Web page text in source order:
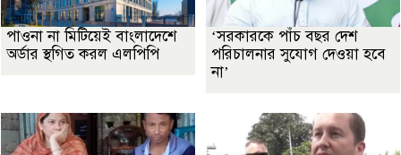
পাওনা না মিটিয়েই বাংলাদেশে
অর্ডার স্থগিত করল এলপিপি
‘সরকারকে পাঁচ বছর দেশ
পরিচালনার সুযোগ দেওয়া হবে
না’